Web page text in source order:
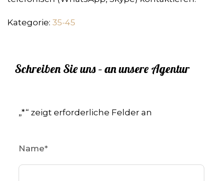
Kategorie: 35-45
Schreiben Sie uns – an unsere Agentur
„*“ zeigt erforderliche Felder an
Name*